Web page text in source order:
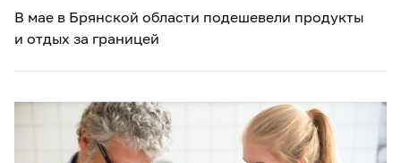
В мае в Брянской области подешевели продукты
и отдых за границей